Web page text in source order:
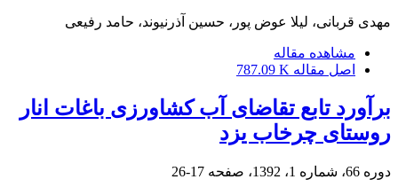
مهدی قربانی، لیلا عوض پور، حسین آذرنیوند، حامد رفیعی
مشاهده مقاله
اصل مقاله 787.09 K
برآورد تابع تقاضای آب کشاورزی باغات انار
روستای چرخاب یزد
دوره 66، شماره 1، 1392، صفحه 17-26